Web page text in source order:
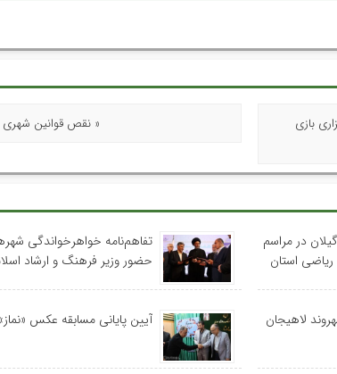
بازی
« نقص قوانین
در مراسم
تفاهم‌نامه خواهرخواندگی
حضور وزیر فرهنگ و ارشاد
لاهیجان
آیین پایانی مسابقه عکس